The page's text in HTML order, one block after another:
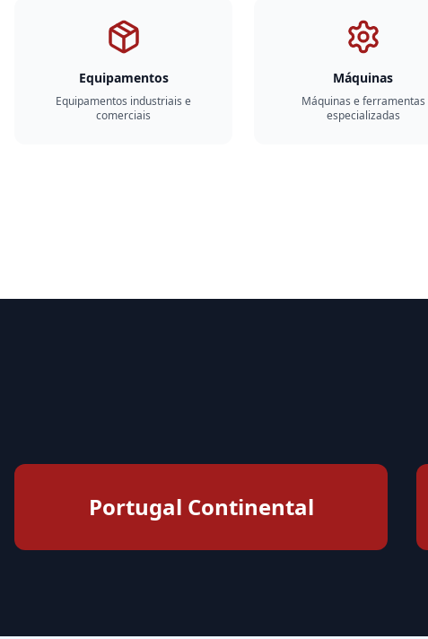
Equipamentos
Equipamentos industriais e
comerciais
Máquinas
Máquinas e ferramentas
especializadas
Portugal Continental